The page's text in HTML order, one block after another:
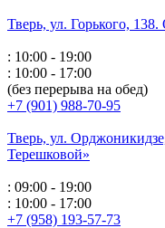
Тверь, ул. Горького, 138.
: 10:00 - 19:00
: 10:00 - 17:00
(без перерыва на обед)
+7 (901) 988-70-95
Тверь, ул.
Терешковой»
: 09:00 - 19:00
: 10:00 - 17:00
+7 (958) 193-57-73